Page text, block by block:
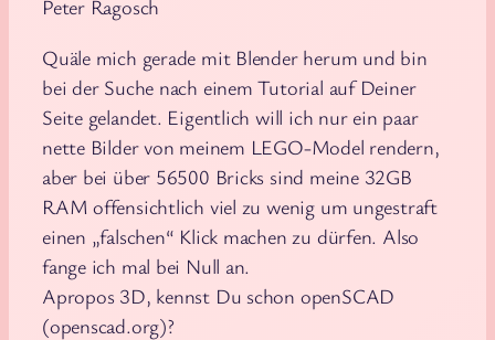
Peter Ragosch
Quäle mich gerade mit Blender herum und bin
bei der Suche nach einem Tutorial auf Deiner
Seite gelandet. Eigentlich will ich nur ein paar
nette Bilder von meinem LEGO-Model rendern,
aber bei über 56500 Bricks sind meine 32GB
RAM offensichtlich viel zu wenig um ungestraft
einen „falschen“ Klick machen zu dürfen. Also
fange ich mal bei Null an.
Apropos 3D, kennst Du schon openSCAD
(openscad.org)?